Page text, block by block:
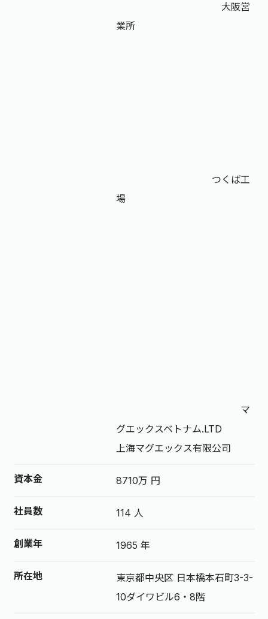
大阪営
業所
つくば工
場
マ
グエックスベトナム.LTD
上海マグエックス有限公司
資本金 8710万 円
社員数 114 人
創業年 1965 年
所在地
東京都中央区 日本橋本石町3-3-
10ダイワビル6・8階